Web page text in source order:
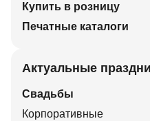
Купить в розницу
Печатные каталоги
Актуальные
Свадьбы
Корпоративные